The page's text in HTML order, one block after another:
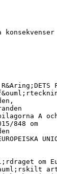
R&Aring;DETS
A
848 om
om